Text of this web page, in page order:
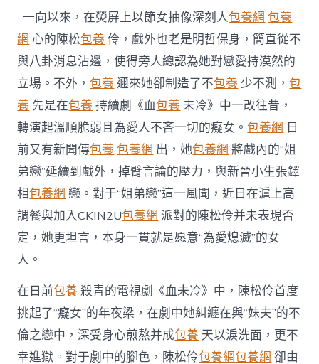
姐
弟
戀
風
聞
戲
內
戲
外
皆
“為
愛
熄
滅”〉
中
一向以來，在熒屏上以節女抽像深刻人包養網 包養
網 心的陳松包養 伶，戲外也老是明哲保身，簡直從不
與八卦消息沾邊，使得旁人總認為她對戀愛持漠然的
立場。不外，包養 邇來她卻制造了不包養 少不測，包
養 先是在包養 持續劇《血包養 未冷》中一改往昔，
轉演起溫順脆弱且為愛人不吝一切的癡女。包養網 日
前又有新聞傳包養 包養網 出，她包養網 將戲內的“姐
弟戀”延續到戲外，掉臂言論的壓力，與新晉小生張鐸
相包養網 戀。對于“姐弟戀”這一風聞，近日在滬上高
調餐與加入CKIN2U包養網 派對的陳松伶并未表現否
定，她更坦言，本身一貫就是愿意“為愛熄滅”的女
人。
在日前包養 殺青的電視劇《血未冷》中，陳松伶首度
挑起了“癡女”的年夜梁，在劇中她糾纏在與“妹夫”的不
倫之戀中，深受身心煎熬并成包養 天以淚洗面，更不
幸進獄。對于劇中的腳色，陳松伶包養網包養網 卻由